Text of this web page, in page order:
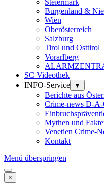
Burgenland &
Wien
Oberösterreich
Salzburg
Tirol und Osttirol
Vorarlberg
SC Videothek
INFO-Service
▼
Berichte aus
Crime-news D-
Mythen und
Venetien Crime-
Kontakt
Menü überspringen
×